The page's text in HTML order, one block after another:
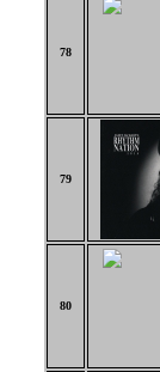
78
79
80